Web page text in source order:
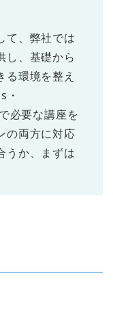
て、弊社では
し、基礎から
環境を整え
・
必要な講座を
の両方に対応
うか、まずは